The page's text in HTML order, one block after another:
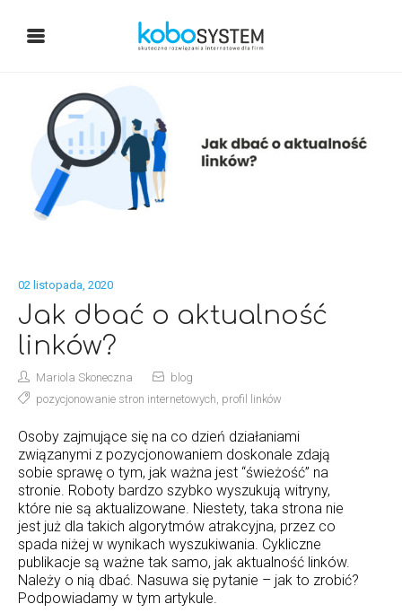
02 listopada, 2020
Jak dbać o aktualność
linków?
Mariola Skoneczna
blog
pozycjonowanie stron internetowych, profil linków
Osoby zajmujące się na co dzień działaniami
związanymi z pozycjonowaniem doskonale zdają
sobie sprawę o tym, jak ważna jest “świeżość” na
stronie. Roboty bardzo szybko wyszukują witryny,
które nie są aktualizowane. Niestety, taka strona nie
jest już dla takich algorytmów atrakcyjna, przez co
spada niżej w wynikach wyszukiwania. Cykliczne
publikacje są ważne tak samo, jak aktualność linków.
Należy o nią dbać. Nasuwa się pytanie – jak to zrobić?
Podpowiadamy w tym artykule.